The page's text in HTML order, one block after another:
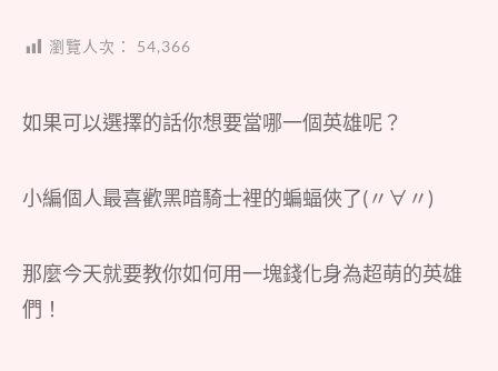
瀏覽人次： 54,366
如果可以選擇的話你想要當哪一個英雄呢？
小編個人最喜歡黑暗騎士裡的蝙蝠俠了(〃∀〃)
那麼今天就要教你如何用一塊錢化身為超萌的英雄
們！